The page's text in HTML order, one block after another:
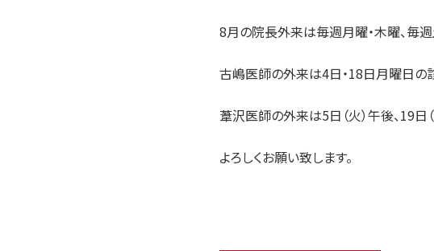
8月の院長外来は毎週月曜・木曜、毎
古嶋医師の外来は4日・18日月曜日の
葦沢医師の外来は5日（火）午後、19日
よろしくお願い致します。